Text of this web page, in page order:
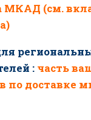
МКАД (см.
: часть
по доставке